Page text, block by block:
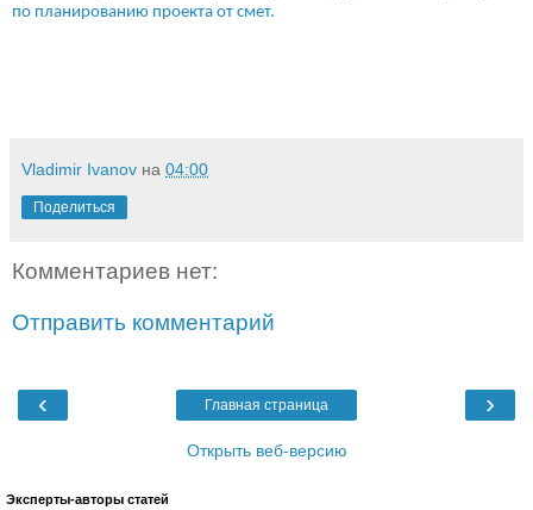
по планированию проекта от смет.
Vladimir Ivanov на 04:00
Поделиться
Комментариев нет:
Отправить комментарий
‹ ›
Главная страница
Открыть веб-версию
Эксперты-авторы статей